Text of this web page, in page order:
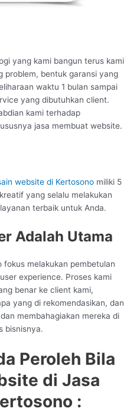
yang kami bangun terus kami
problem, bentuk garansi yang
waktu 1 bulan sampai
yang dibutuhkan client.
kami terhadap
jasa membuat website.
website di Kertosono miliki 5
yang selalu melakukan
terbaik untuk Anda.
Adalah Utama
fokus melakukan pembetulan
experience. Proses kami
benar ke client kami,
yang di rekomendasikan, dan
membahagiakan mereka di
bisnisnya.
Peroleh Bila
di Jasa
: